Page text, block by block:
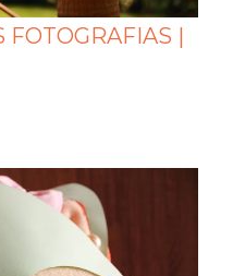
FOTOGRAFIAS |